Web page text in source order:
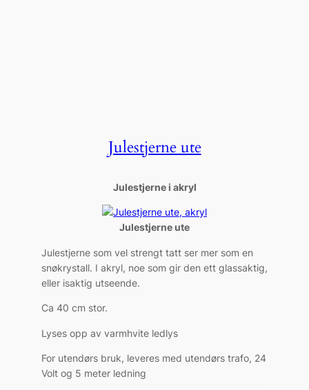
Julestjerne ute
Julestjerne i akryl
Julestjerne ute
Julestjerne som vel strengt tatt ser mer som en
snøkrystall. I akryl, noe som gir den ett glassaktig,
eller isaktig utseende.
Ca 40 cm stor.
Lyses opp av varmhvite ledlys
For utendørs bruk, leveres med utendørs trafo, 24
Volt og 5 meter ledning